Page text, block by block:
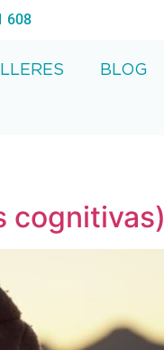
608
BLOG
cognitivas)